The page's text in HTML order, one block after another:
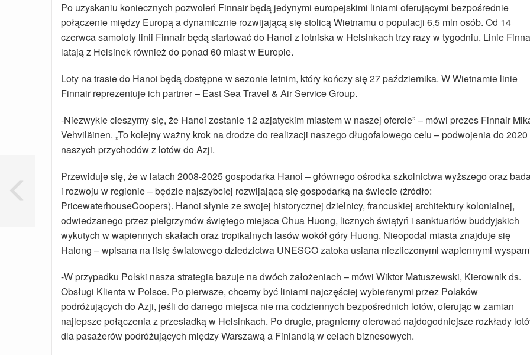
Po uzyskaniu koniecznych pozwoleń Finnair będą jedynymi europejskimi liniami oferującymi bezpośrednie
połączenie między Europą a dynamicznie rozwijającą się stolicą Wietnamu o populacji 6,5 mln osób. Od 14
czerwca samoloty linii Finnair będą startować do Hanoi z lotniska w Helsinkach trzy razy w tygodniu. Linie
latają z Helsinek również do ponad 60 miast w Europie.
Loty na trasie do Hanoi będą dostępne w sezonie letnim, który kończy się 27 października. W Wietnamie linie
Finnair reprezentuje ich partner – East Sea Travel & Air Service Group.
-Niezwykle cieszymy się, że Hanoi zostanie 12 azjatyckim miastem w naszej ofercie” – mówi prezes Finnair
Vehviläinen. „To kolejny ważny krok na drodze do realizacji naszego długofalowego celu – podwojenia do 2020
naszych przychodów z lotów do Azji.
Przewiduje się, że w latach 2008-2025 gospodarka Hanoi – głównego ośrodka szkolnictwa wyższego oraz
i rozwoju w regionie – będzie najszybciej rozwijającą się gospodarką na świecie (źródło:
PricewaterhouseCoopers). Hanoi słynie ze swojej historycznej dzielnicy, francuskiej architektury kolonialnej,
odwiedzanego przez pielgrzymów świętego miejsca Chua Huong, licznych świątyń i sanktuariów buddyjskich
wykutych w wapiennych skałach oraz tropikalnych lasów wokół góry Huong. Nieopodal miasta znajduje się
Halong – wpisana na listę światowego dziedzictwa UNESCO zatoka usiana niezliczonymi wapiennymi
-W przypadku Polski nasza strategia bazuje na dwóch założeniach – mówi Wiktor Matuszewski, Kierownik ds.
Obsługi Klienta w Polsce. Po pierwsze, chcemy być liniami najczęściej wybieranymi przez Polaków
podróżujących do Azji, jeśli do danego miejsca nie ma codziennych bezpośrednich lotów, oferując w zamian
najlepsze połączenia z przesiadką w Helsinkach. Po drugie, pragniemy oferować najdogodniejsze rozkłady
dla pasażerów podróżujących między Warszawą a Finlandią w celach biznesowych.